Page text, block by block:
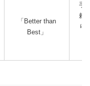
「Better than
Best」
手
頼
り